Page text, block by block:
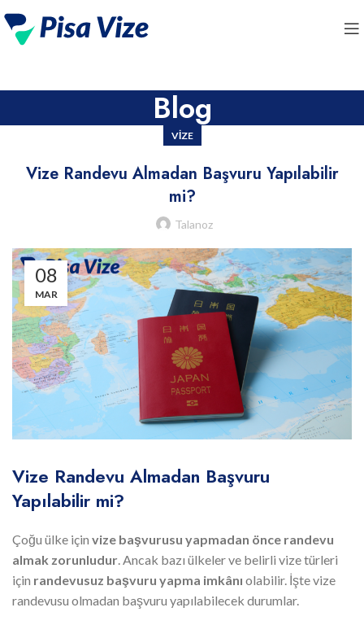
Blog
VIZE
Vize Randevu Almadan Başvuru Yapılabilir
mi?
Talanoz
08
MAR
Vize Randevu Almadan Başvuru
Yapılabilir mi?
Çoğu ülke için vize başvurusu yapmadan önce randevu
almak zorunludur. Ancak bazı ülkeler ve belirli vize türleri
için randevusuz başvuru yapma imkânı olabilir. İşte vize
randevusu olmadan başvuru yapılabilecek durumlar.